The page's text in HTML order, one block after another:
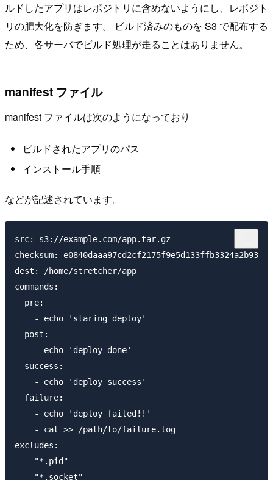
ルドしたアプリはレポジトリに含めないようにし、レポジト
リの肥大化を防ぎます。 ビルド済みのものを S3 で配布する
ため、各サーバでビルド処理が走ることはありません。
manifest ファイル
manifest ファイルは次のようになっており
ビルドされたアプリのパス
インストール手順
などが記述されています。
src: s3://example.com/app.tar.gz
checksum: e0840daaa97cd2cf2175f9e5d133ffb3324a2b93
dest: /home/stretcher/app
commands:
  pre:
    - echo 'staring deploy'
  post:
    - echo 'deploy done'
  success:
    - echo 'deploy success'
  failure:
    - echo 'deploy failed!!'
    - cat >> /path/to/failure.log
excludes:
  - "*.pid"